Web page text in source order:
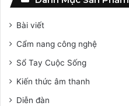
Bài viết
Cẩm nang công nghệ
Sổ Tay Cuộc Sống
Kiến thức âm thanh
Diễn đàn